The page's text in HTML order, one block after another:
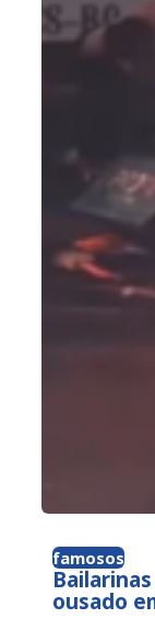
famosos
ousado